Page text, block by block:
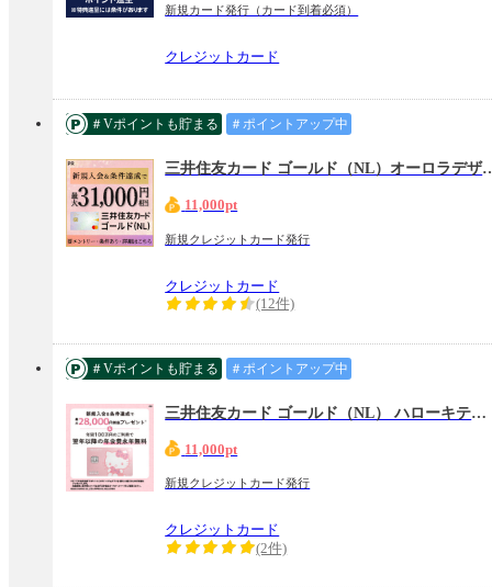
新規カード発行（カード到着必須）
クレジットカード
＃Vポイントも貯まる ＃ポイントアップ中
三井住友カード ゴール
11,000pt
新規クレジットカード発行
クレジットカード
(12件)
＃Vポイントも貯まる ＃ポイントアップ中
三井住友カード ゴールド（NL） ハローキティ デザイン
11,000pt
新規クレジットカード発行
クレジットカード
(2件)